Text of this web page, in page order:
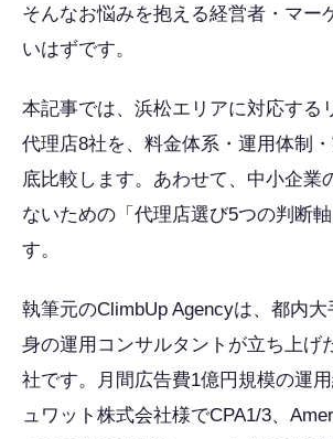
そんなお悩みを抱える経営者・マー
いはずです。
本記事では、浜松エリアに対応する
代理店8社を、料金体系・運用体制
底比較します。あわせて、中小企業
ないための「代理店選び5つの判断
す。
執筆元のClimbUp Agencyは、都内
身の運用コンサルタントが立ち上げ
社です。月間広告費1億円規模の運
ュワット株式会社様でCPA1/3、